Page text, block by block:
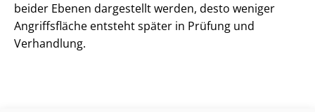
beider Ebenen dargestellt werden, desto weniger
Angriffsfläche entsteht später in Prüfung und
Verhandlung.